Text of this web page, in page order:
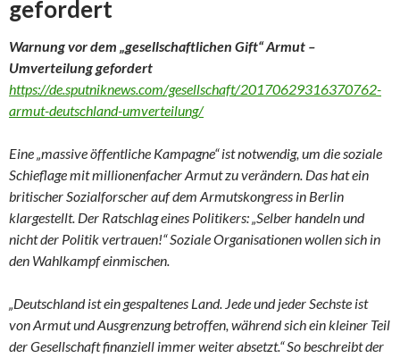
gefordert
Warnung vor dem „gesellschaftlichen Gift“ Armut –
Umverteilung gefordert
https://de.sputniknews.com/gesellschaft/20170629316370762-
armut-deutschland-umverteilung/
Eine „massive öffentliche Kampagne“ ist notwendig, um die soziale
Schieflage mit millionenfacher Armut zu verändern. Das hat ein
britischer Sozialforscher auf dem Armutskongress in Berlin
klargestellt. Der Ratschlag eines Politikers: „Selber handeln und
nicht der Politik vertrauen!“ Soziale Organisationen wollen sich in
den Wahlkampf einmischen.
„Deutschland ist ein gespaltenes Land. Jede und jeder Sechste ist
von Armut und Ausgrenzung betroffen, während sich ein kleiner Teil
der Gesellschaft finanziell immer weiter absetzt.“ So beschreibt der